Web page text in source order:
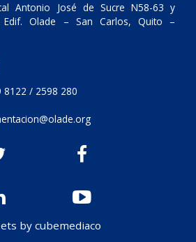
Antonio José de Sucre N58-63 y
Edif. Olade – San Carlos, Quito –
8122 / 2598 280
by cubemediaco